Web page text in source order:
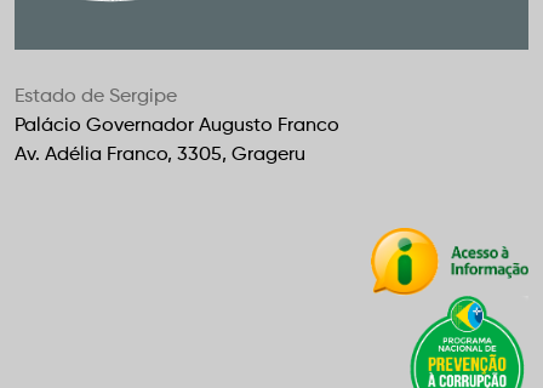
Estado de Sergipe
Palácio Governador Augusto Franco
Av. Adélia Franco, 3305, Grageru